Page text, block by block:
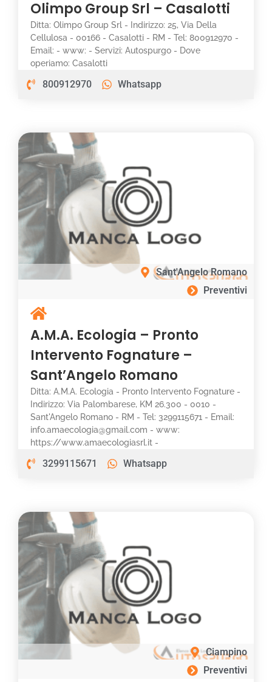
Olimpo Group Srl – Casalotti
Ditta: Olimpo Group Srl - Indirizzo: 25, Via Della
Cellulosa - 00166 - Casalotti - RM - Tel: 800912970 -
Email: - www: - Servizi: Autospurgo - Dove
operiamo: Casalotti
800912970 Whatsapp
Sant'Angelo Romano
Preventivi
A.M.A. Ecologia – Pronto
Intervento Fognature –
Sant’Angelo Romano
Ditta: A.M.A. Ecologia - Pronto Intervento Fognature -
Indirizzo: Via Palombarese, KM 26.300 - 0010 -
Sant'Angelo Romano - RM - Tel: 3299115671 - Email:
info.amaecologia@gmail.com - www:
https://www.amaecologiasrl.it -
3299115671 Whatsapp
Ciampino
Preventivi